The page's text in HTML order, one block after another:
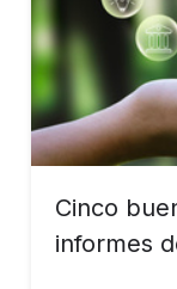
Cinco
informes